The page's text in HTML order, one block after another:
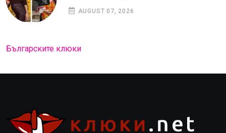
AUGUST 07, 2026
Българските клюки